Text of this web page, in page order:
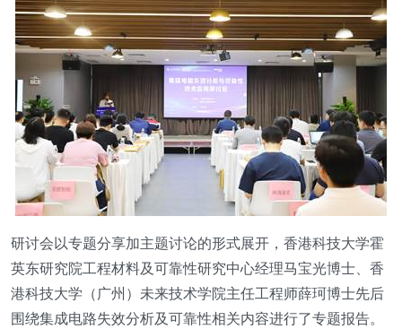
研讨会以专题分享加主题讨论的形式展开，香港科技大学霍
英东研究院工程材料及可靠性研究中心经理马宝光博士、香
港科技大学（广州）未来技术学院主任工程师薛珂博士先后
围绕集成电路失效分析及可靠性相关内容进行了专题报告。